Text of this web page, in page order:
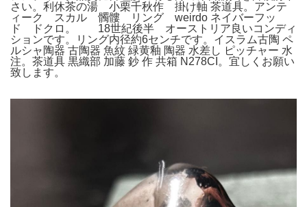
さい。利休茶の湯 小栗千秋作 掛け軸 茶道具。アンテ
ィーク スカル 髑髏 リング weirdo ネイバーフッ
ド ドクロ。 18世紀後半 オーストリア良いコンディ
ションです。リング内径約6センチです。イスラム古陶 ペ
ルシャ陶器 古陶器 魚紋 緑黄釉 陶器 水差し ピッチャー 水
注。茶道具 黒織部 加藤 鈔 作 共箱 N278CI。宜しくお願い
致します。